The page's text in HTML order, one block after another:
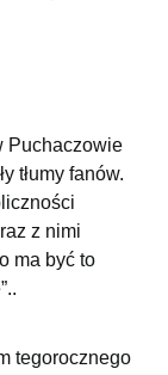
Puchaczowie
tłumy fanów.
z nimi
ma być to
tegorocznego